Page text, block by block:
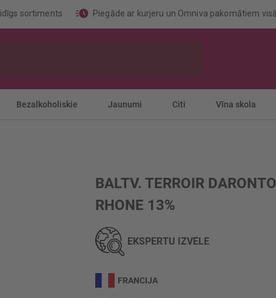
sortiments Piegāde ar kurjeru un Omniva pakomātiem
Bezalkoholiskie Jaunumi Citi Vīna skola
BALTV. TERROIR
RHONE 13%
EKSPERTU IZVĒLE
FRANCIJA